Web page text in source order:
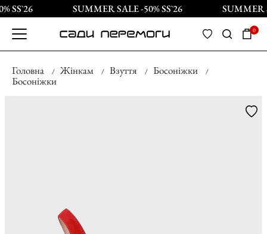
SS`26 SUMMER SALE -50% SS`26 SUMMER
0
Головна Жінкам Взуття
Босоніжки
Босоніжки